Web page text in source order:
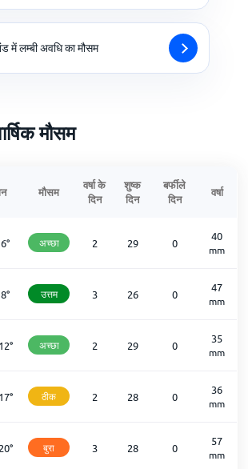
में लम्बी अवधि का मौसम
मौसम
मौसम
वर्षा के
दिन
शुष्क
दिन
बर्फीले
दिन
वर्षा
6° अच्छा 2 29 0
40
mm
8° उत्तम 3 26 0
47
mm
12° अच्छा 2 29 0
35
mm
17° ठीक 2 28 0
36
mm
20° बुरा 3 28 0
57
mm